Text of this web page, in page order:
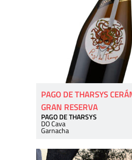
PAGO DE THARSYS
GRAN RESERVA
PAGO DE THARSYS
DO Cava
Garnacha